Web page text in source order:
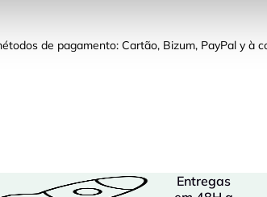
de pagamento: Cartão, Bizum, PayPal y à
Entregas